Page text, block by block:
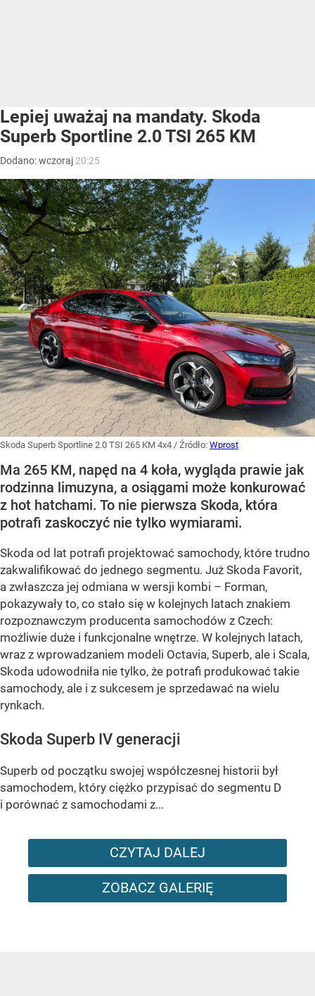
Lepiej uważaj na mandaty. Skoda
Superb Sportline 2.0 TSI 265 KM
Dodano:wczoraj 20:25
Skoda Superb Sportline 2.0 TSI 265 KM 4x4 / Źródło: Wprost
Ma 265 KM, napęd na 4 koła, wygląda prawie jak
rodzinna limuzyna, a osiągami może konkurować
z hot hatchami. To nie pierwsza Skoda, która
potrafi zaskoczyć nie tylko wymiarami.
Skoda od lat potrafi projektować samochody, które trudno
zakwalifikować do jednego segmentu. Już Skoda Favorit,
a zwłaszcza jej odmiana w wersji kombi – Forman,
pokazywały to, co stało się w kolejnych latach znakiem
rozpoznawczym producenta samochodów z Czech:
możliwie duże i funkcjonalne wnętrze. W kolejnych latach,
wraz z wprowadzaniem modeli Octavia, Superb, ale i Scala,
Skoda udowodniła nie tylko, że potrafi produkować takie
samochody, ale i z sukcesem je sprzedawać na wielu
rynkach.
Skoda Superb IV generacji
Superb od początku swojej współczesnej historii był
samochodem, który ciężko przypisać do segmentu D
i porównać z samochodami z...
CZYTAJ DALEJ
ZOBACZ GALERIĘ